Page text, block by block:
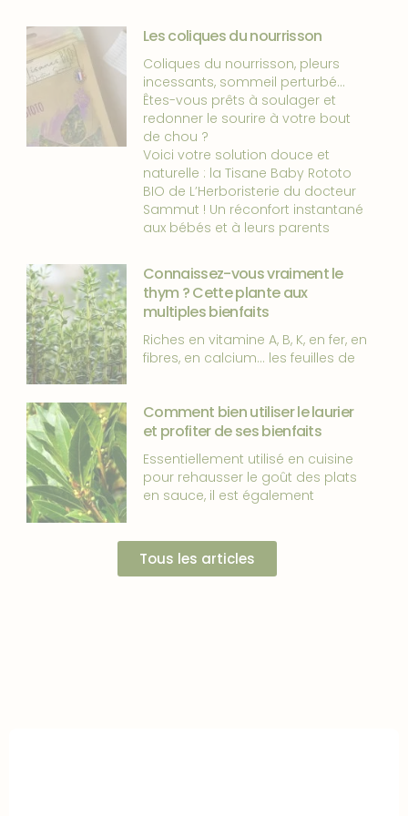
Les coliques du nourrisson
Coliques du nourrisson, pleurs
incessants, sommeil perturbé…
Êtes-vous prêts à soulager et
redonner le sourire à votre bout
de chou ?
Voici votre solution douce et
naturelle : la Tisane Baby Rototo
BIO de L’Herboristerie du docteur
Sammut ! Un réconfort instantané
aux bébés et à leurs parents
Connaissez-vous vraiment le
thym ? Cette plante aux
multiples bienfaits
Riches en vitamine A, B, K, en fer, en
fibres, en calcium… les feuilles de
Comment bien utiliser le laurier
et profiter de ses bienfaits
Essentiellement utilisé en cuisine
pour rehausser le goût des plats
en sauce, il est également
Tous les articles